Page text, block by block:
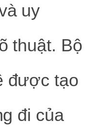
uy
thuật. Bộ
được tạo
đi của